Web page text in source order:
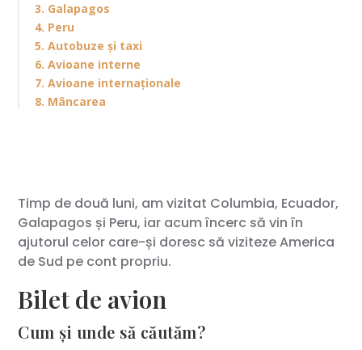
Timp de două luni, am vizitat Columbia, Ecuador,
Galapagos și Peru, iar acum încerc să vin în
ajutorul celor care-și doresc să viziteze America
de Sud pe cont propriu.
Bilet de avion
Cum și unde să căutăm?
3. Galapagos
4. Peru
5. Autobuze și taxi
6. Avioane interne
7. Avioane internaționale
8. Mâncarea